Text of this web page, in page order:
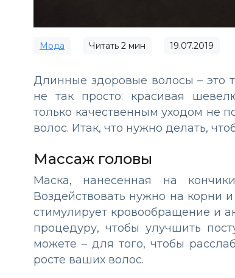
Мода Читать 2 мин 19.07.2019
Длинные здоровые волосы – это
не так просто: красивая
только качественным уходом не
волос. Итак, что нужно делать,
Массаж головы
Маска, нанесенная на
Воздействовать нужно на корни
стимулирует кровообращение и
процедуру, чтобы улучшить
можете – для того, чтобы
росте ваших волос.